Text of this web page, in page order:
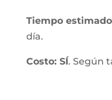
Tiempo
día.
Costo: SÍ. Según